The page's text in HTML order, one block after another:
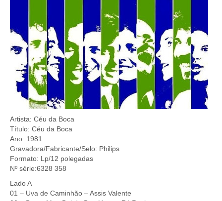
Artista: Céu da Boca
Título: Céu da Boca
Ano: 1981
Gravadora/Fabricante/Selo: Philips
Formato: Lp/12 polegadas
Nº série:6328 358
Lado A
01 – Uva de Caminhão – Assis Valente